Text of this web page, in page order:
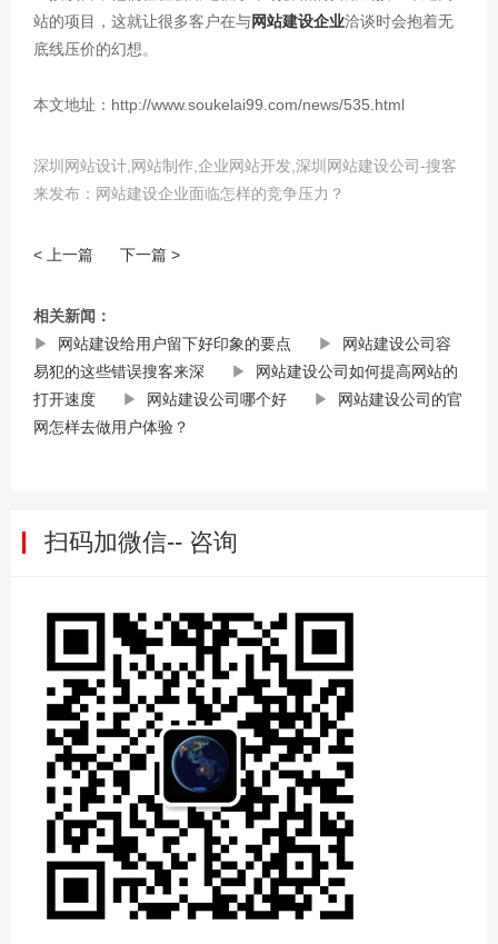
站的项目，这就让很多客户在与网站建设企业洽谈时会抱着无
底线压价的幻想。
本文地址：http://www.soukelai99.com/news/535.html
深圳网站设计,网站制作,企业网站开发,深圳网站建设公司-搜客
来发布：网站建设企业面临怎样的竞争压力？
< 上一篇 下一篇 >
相关新闻：
▶ 网站建设给用户留下好印象的要点 ▶ 网站建设公司容
易犯的这些错误搜客来深 ▶ 网站建设公司如何提高网站的
打开速度 ▶ 网站建设公司哪个好 ▶ 网站建设公司的官
网怎样去做用户体验？
扫码加微信-- 咨询